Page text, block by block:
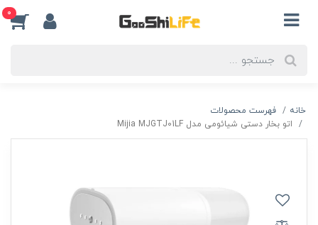
0
خانه
فهرست محصولات
اتو بخار دستی شیائومی مدل Mijia MJGTJ01LF